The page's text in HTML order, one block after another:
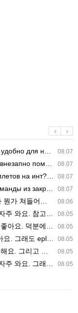
08.07
нашего часово…
08.07
https:/…
08.07
инт? https://g…
08.07
квали…
08.06
지 저걸 전쟁준비라고 하…
08.05
인할 때 출처 꼭 체크해요.…
08.05
계 채널 먼저 찾아봐요. …
08.05
널 먼저 찾아봐요. 북마크…
08.05
출처 꼭 체크해요. 앞…
08.05
스로 봐야 안전해요. 다음…